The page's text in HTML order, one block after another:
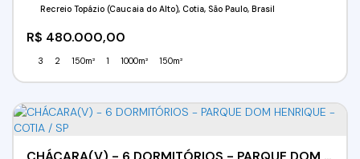
R$ 480.000,00
Recreio Topázio (Caucaia do Alto), Cotia, São Paulo, Brasil
3 2 150m² 1 1000m² 150m²